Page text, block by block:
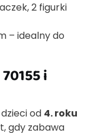
2 figurki
– idealny do
i
od 4. roku
gdy zabawa